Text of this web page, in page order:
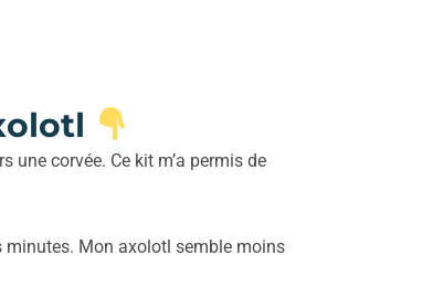
une corvée. Ce kit m’a permis de
minutes. Mon axolotl semble moins